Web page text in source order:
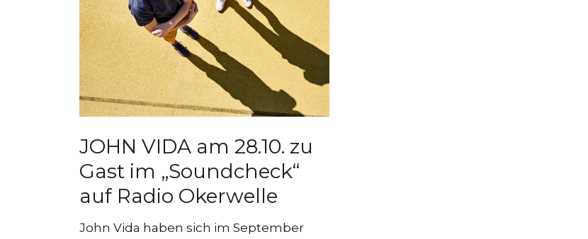
JOHN VIDA am 28.10. zu
Gast im „Soundcheck“
auf Radio Okerwelle
John Vida haben sich im September